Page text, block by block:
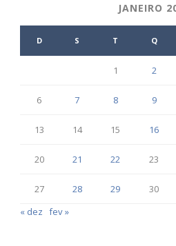
JANEIRO
D S T Q
1 2
6 7 8 9
13 14 15 16
20 21 22 23
27 28 29 30
« dez fev »